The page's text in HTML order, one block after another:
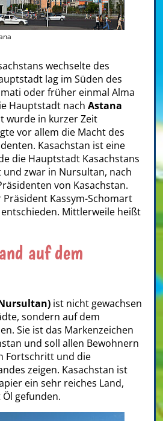
wechselte des
lag im Süden des
oder früher einmal Alma
Hauptstadt nach Astana
wurde in kurzer Zeit
vor allem die Macht des
Kasachstan ist eine
die Hauptstadt Kasachstans
zwar in Nursultan, nach
von Kasachstan.
Präsident Kassym-Schomart
Mittlerweile heißt
auf dem
ist nicht gewachsen
sondern auf dem
Sie ist das Markenzeichen
und soll allen Bewohnern
Fortschritt und die
zeigen. Kasachstan ist
ein sehr reiches Land,
gefunden.